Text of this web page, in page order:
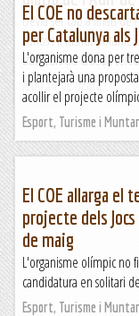
Devia ser cap a finals
curiós i il·lustrat botànic
transcurs de la seua
A un tir de pedra
El COE no
per Catalunya als
L'organisme dona per
i plantejarà una
acollir el projecte
Esport, Turisme i
El COE allarga el
projecte dels
de maig
L'organisme olímpic no
candidatura en solitari
Esport, Turisme i